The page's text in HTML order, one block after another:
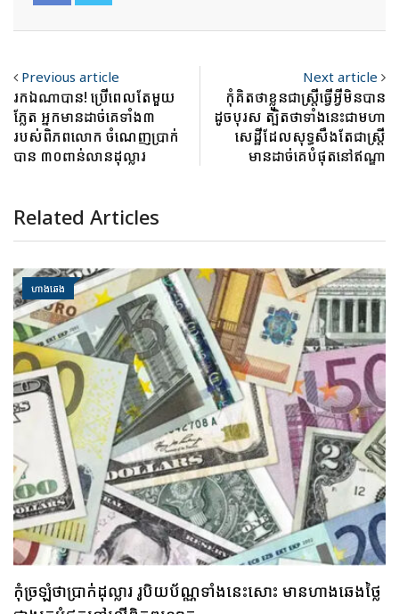
Previous article
រកឯណាបាន! ប្រើពេលតែមួយ
ភ្លែត អ្នកមានដាច់គេទាំង៣
របស់ពិភពលោក ចំណេញប្រាក់
បាន ៣០ពាន់លានដុល្លារ
Next article
កុំគិតថាខ្លួនជាស្ត្រីធ្វើអ្វីមិនបាន
ដូចបុរស ត្បិតថាទាំងនេះជាមហា
សេដ្ឋីដែលសុទ្ធសឹងតែជាស្ត្រី
មានដាច់គេបំផុតនៅឥណ្ឌា
Related Articles
ហាងឆេង
កុំច្រឡំថាប្រាក់ដុល្លារ រូបិយប័ណ្ណទាំងនេះសោះ មានហាងឆេងថ្លៃ